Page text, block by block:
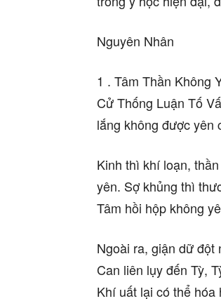
Nguyên Nhân
1 . Tâm Thần Không
Cử Thống Luận Tố
lắng không được yên
Kinh thì khí loạn,
yên. Sợ khủng thì
Tâm hồi hộp không
Ngoài ra, giận dữ đột
Can liên lụy đến Tỳ,
Khí uất lại có thể hóa